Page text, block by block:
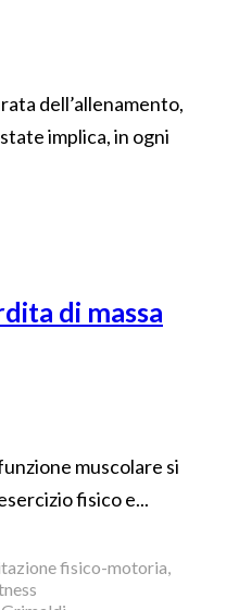
dell’allenamento,
implica, in ogni
di massa
muscolare si
fisico e...
fisico-motoria,